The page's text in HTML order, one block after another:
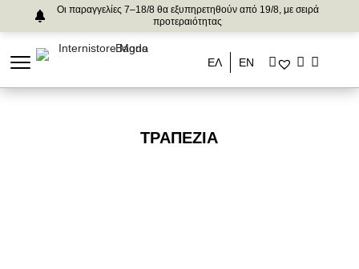
Οι παραγγελίες 7–18/8 θα εξυπηρετηθούν από 19/8, με σειρά
προτεραιότητας
ΕΛ ΕΝ
ΤΡΑΠΈΖΙΑ